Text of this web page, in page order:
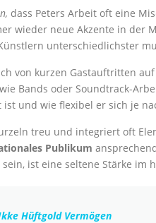
dass Peters Arbeit oft eine
wieder neue Akzente in der
unterschiedlichster
von kurzen Gastauftritten
Bands oder Soundtrack-
und wie flexibel er sich je
treu und integriert oft
Publikum
ist eine seltene Stärke im
Hüftgold Vermögen